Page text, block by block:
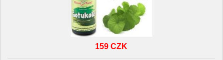
159 CZK